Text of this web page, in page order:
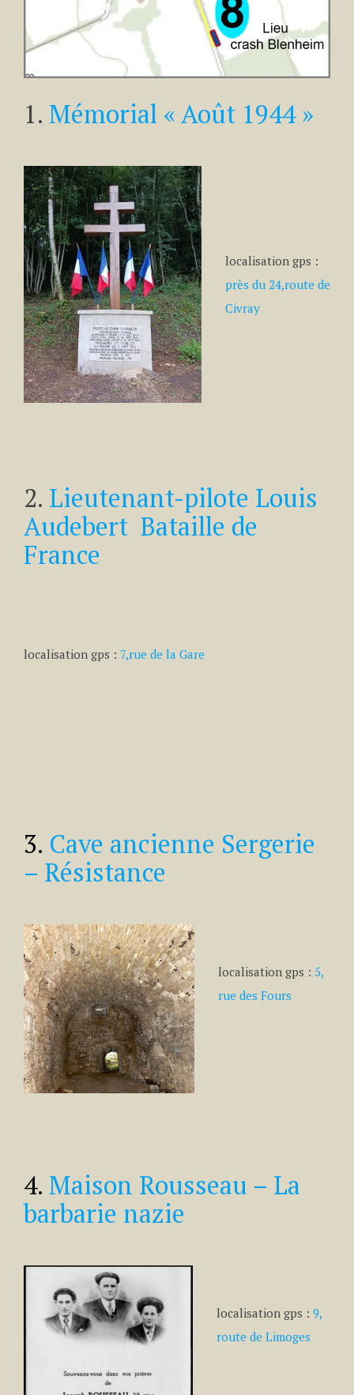
1. Mémorial « Août 1944 »
localisation gps :
près du 24,route de
Civray
2. Lieutenant-pilote Louis
Audebert Bataille de
France
localisation gps : 7,rue de la Gare
3. Cave ancienne Sergerie
– Résistance
localisation gps : 5,
rue des Fours
4. Maison Rousseau – La
barbarie nazie
localisation gps : 9,
route de Limoges